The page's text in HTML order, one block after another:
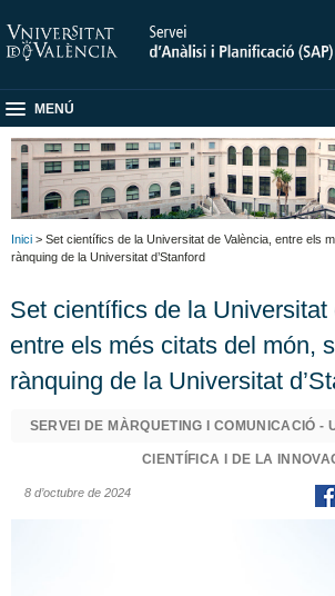
MENÚ
Inici > Set científics de la Universitat de València, entre els
rànquing de la Universitat d’Stanford
Set científics de la Universitat
entre els més citats del món,
rànquing de la Universitat
SERVEI DE MÀRQUETING I COMUNICACIÓ -
CIENTÍFICA I DE LA
8 d’octubre de 2024